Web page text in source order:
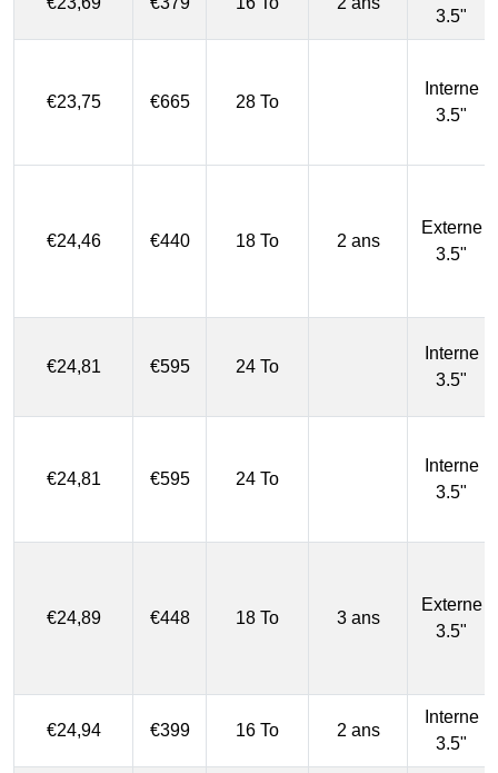
3.5"
€23,75 €665 28 To
Interne
3.5"
€24,46 €440 18 To 2 ans
Externe
3.5"
€24,81 €595 24 To
Interne
3.5"
€24,81 €595 24 To
Interne
3.5"
€24,89 €448 18 To 3 ans
Externe
3.5"
€24,94 €399 16 To 2 ans
Interne
3.5"